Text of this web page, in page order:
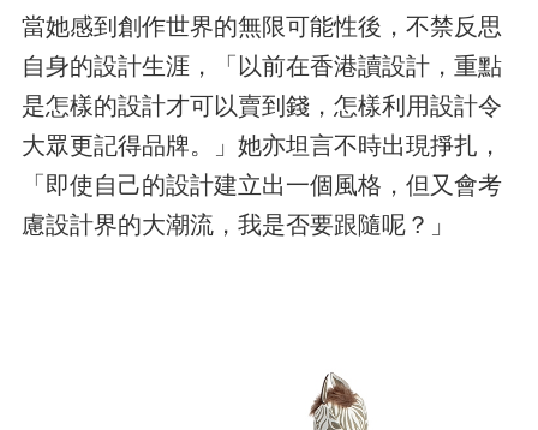
當她感到創作世界的無限可能性後，不禁反思
自身的設計生涯，「以前在香港讀設計，重點
是怎樣的設計才可以賣到錢，怎樣利用設計令
大眾更記得品牌。」她亦坦言不時出現掙扎，
「即使自己的設計建立出一個風格，但又會考
慮設計界的大潮流，我是否要跟隨呢？」